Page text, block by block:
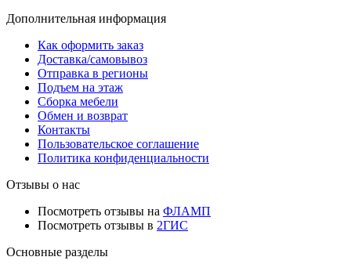
Дополнительная информация
Как оформить заказ
Доставка/самовывоз
Отправка в регионы
Подъем на этаж
Сборка мебели
Обмен и возврат
Контакты
Пользовательское соглашение
Политика конфиденциальности
Отзывы о нас
Посмотреть отзывы на ФЛАМП
Посмотреть отзывы в 2ГИС
Основные разделы